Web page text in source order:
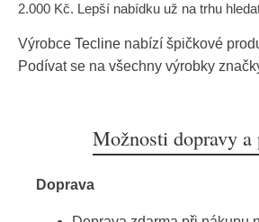
2.000 Kč. Lepší nabídku už na trhu
Výrobce Tecline nabízí špičkové
Podívat se na všechny výrobky
Možnosti dopravy a
Doprava